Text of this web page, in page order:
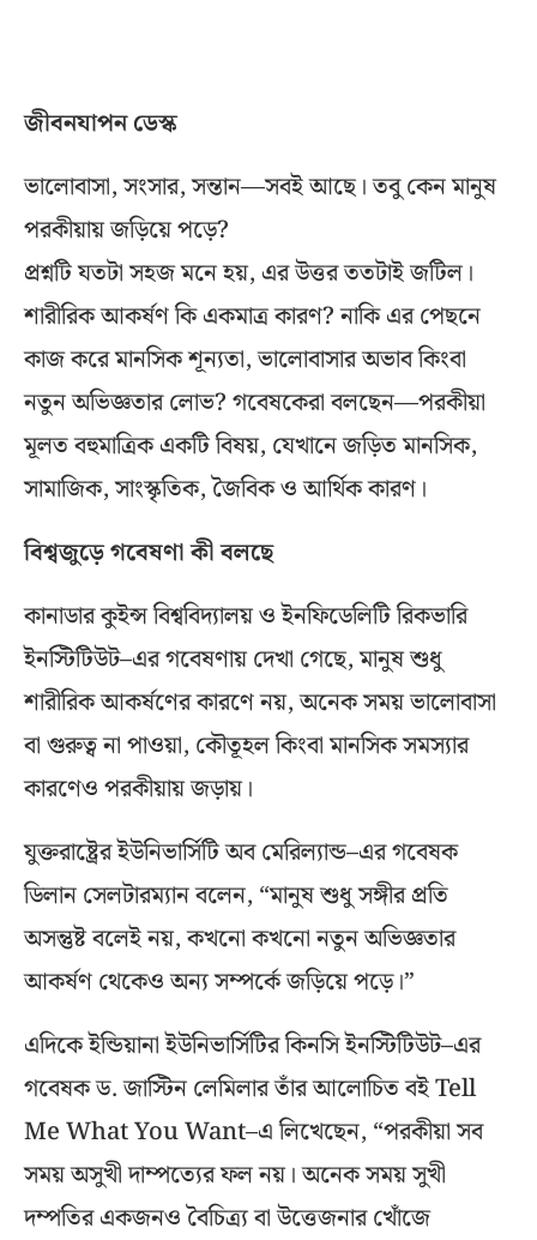
জীবনযাপন ডেস্ক
ভালোবাসা, সংসার, সন্তান—সবই আছে। তবু কেন মানুষ
পরকীয়ায় জড়িয়ে পড়ে?
প্রশ্নটি যতটা সহজ মনে হয়, এর উত্তর ততটাই জটিল।
শারীরিক আকর্ষণ কি একমাত্র কারণ? নাকি এর পেছনে
কাজ করে মানসিক শূন্যতা, ভালোবাসার অভাব কিংবা
নতুন অভিজ্ঞতার লোভ? গবেষকেরা বলছেন—পরকীয়া
মূলত বহুমাত্রিক একটি বিষয়, যেখানে জড়িত মানসিক,
সামাজিক, সাংস্কৃতিক, জৈবিক ও আর্থিক কারণ।
বিশ্বজুড়ে গবেষণা কী বলছে
কানাডার কুইন্স বিশ্ববিদ্যালয় ও ইনফিডেলিটি রিকভারি
ইনস্টিটিউট–এর গবেষণায় দেখা গেছে, মানুষ শুধু
শারীরিক আকর্ষণের কারণে নয়, অনেক সময় ভালোবাসা
বা গুরুত্ব না পাওয়া, কৌতূহল কিংবা মানসিক সমস্যার
কারণেও পরকীয়ায় জড়ায়।
যুক্তরাষ্ট্রের ইউনিভার্সিটি অব মেরিল্যান্ড–এর গবেষক
ডিলান সেলটারম্যান বলেন, “মানুষ শুধু সঙ্গীর প্রতি
অসন্তুষ্ট বলেই নয়, কখনো কখনো নতুন অভিজ্ঞতার
আকর্ষণ থেকেও অন্য সম্পর্কে জড়িয়ে পড়ে।”
এদিকে ইন্ডিয়ানা ইউনিভার্সিটির কিনসি ইনস্টিটিউট–এর
গবেষক ড. জাস্টিন লেমিলার তাঁর আলোচিত বই Tell
Me What You Want–এ লিখেছেন, “পরকীয়া সব
সময় অসুখী দাম্পত্যের ফল নয়। অনেক সময় সুখী
দম্পতির একজনও বৈচিত্র্য বা উত্তেজনার খোঁজে